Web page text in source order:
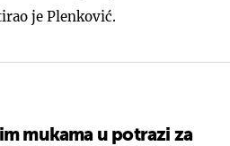
je Plenković.
mukama u potrazi za